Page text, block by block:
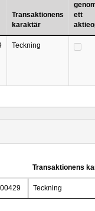
Transaktionens
karaktär
ett
Teckning
Transaktionens
Teckning